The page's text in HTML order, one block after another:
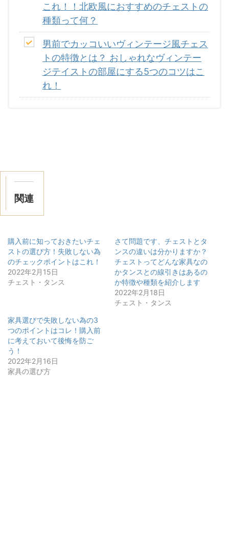
これ！！北欧風におすすめのチェストの
種類って何？
男前でカッコいいヴィンテージ風チェス
トの特徴とは？ おしゃれなヴィンテー
ジテイストの部屋にする5つのコツはこ
れ！
関連
購入前に知っておきたいチェ
ストの選び方！失敗しない為
のチェックポイントはこれ！
2022年2月15日
チェスト・タンス
さて問題です、チェストとタ
ンスの違いは分かりますか？
チェストってどんな家具なの
かタンスとの線引きはあるの
か特徴や種類を紹介します
2022年2月18日
チェスト・タンス
家具選びで失敗しない為の3
つのポイントはコレ！購入前
に考えておいて後悔を防ご
う！
2022年2月16日
家具の選び方